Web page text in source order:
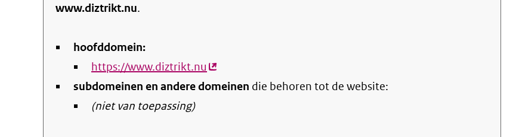
www.diztrikt.nu.
hoofddomein:
https://www.diztrikt.nu (externe
link)
subdomeinen en andere domeinen die behoren tot de website:
(niet van toepassing)